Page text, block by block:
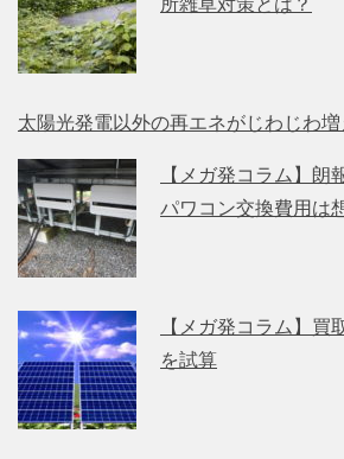
所雑草対策とは？
太陽光発電以外の再エネがじわじわ増
【メガ発コラム】朗
パワコン交換費用は
【メガ発コラム】買
を試算